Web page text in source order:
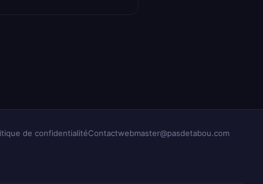
de confidentialitéContactwebmaster@pasdetabou.com